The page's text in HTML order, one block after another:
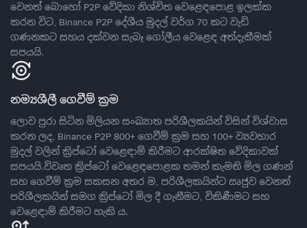
වෙනත් බොහෝ P2P වේදිකා නිශ්චිත වෙළෙඳපොළ ඉලක්ක
කරන විට, Binance P2P දේශීය මුදල් වර්ග 70 කට වැඩි
ගණනකට සහය දක්වන සැබෑ ගෝලීය වෙළෙඳ අත්දැකීමක්
සපයයි.
නම්‍යශීලී ගෙවීම් ක්‍රම
ලොව පුරා සිටින මිලියන සංඛ්‍යාත පරිශීලකයින් විසින් විශ්වාස
කරන ලද, Binance P2P 800+ ගෙවීම් ක්‍රම සහ 100+ ව්‍යවහාර
මුදල් වලින් ක්‍රිප්ටෝ වෙළෙඳාම් කිරීමට ආරක්ෂිත වේදිකාවක්
සපයයි.විවෘත ක්‍රිප්ටෝ වෙළෙඳපොළක තමන් කැමති මිල ගණන්
සහ ගෙවීම් ක්‍රම සකසන අතර ම, පරිශීලකයින්ට ඍජුව වෙනත්
පරිශීලකයින් සමග ක්‍රිප්ටෝ මිල දී ගැනීමට, විකිණීමට සහ
වෙළෙඳාම් කිරීමට හැකි ය.